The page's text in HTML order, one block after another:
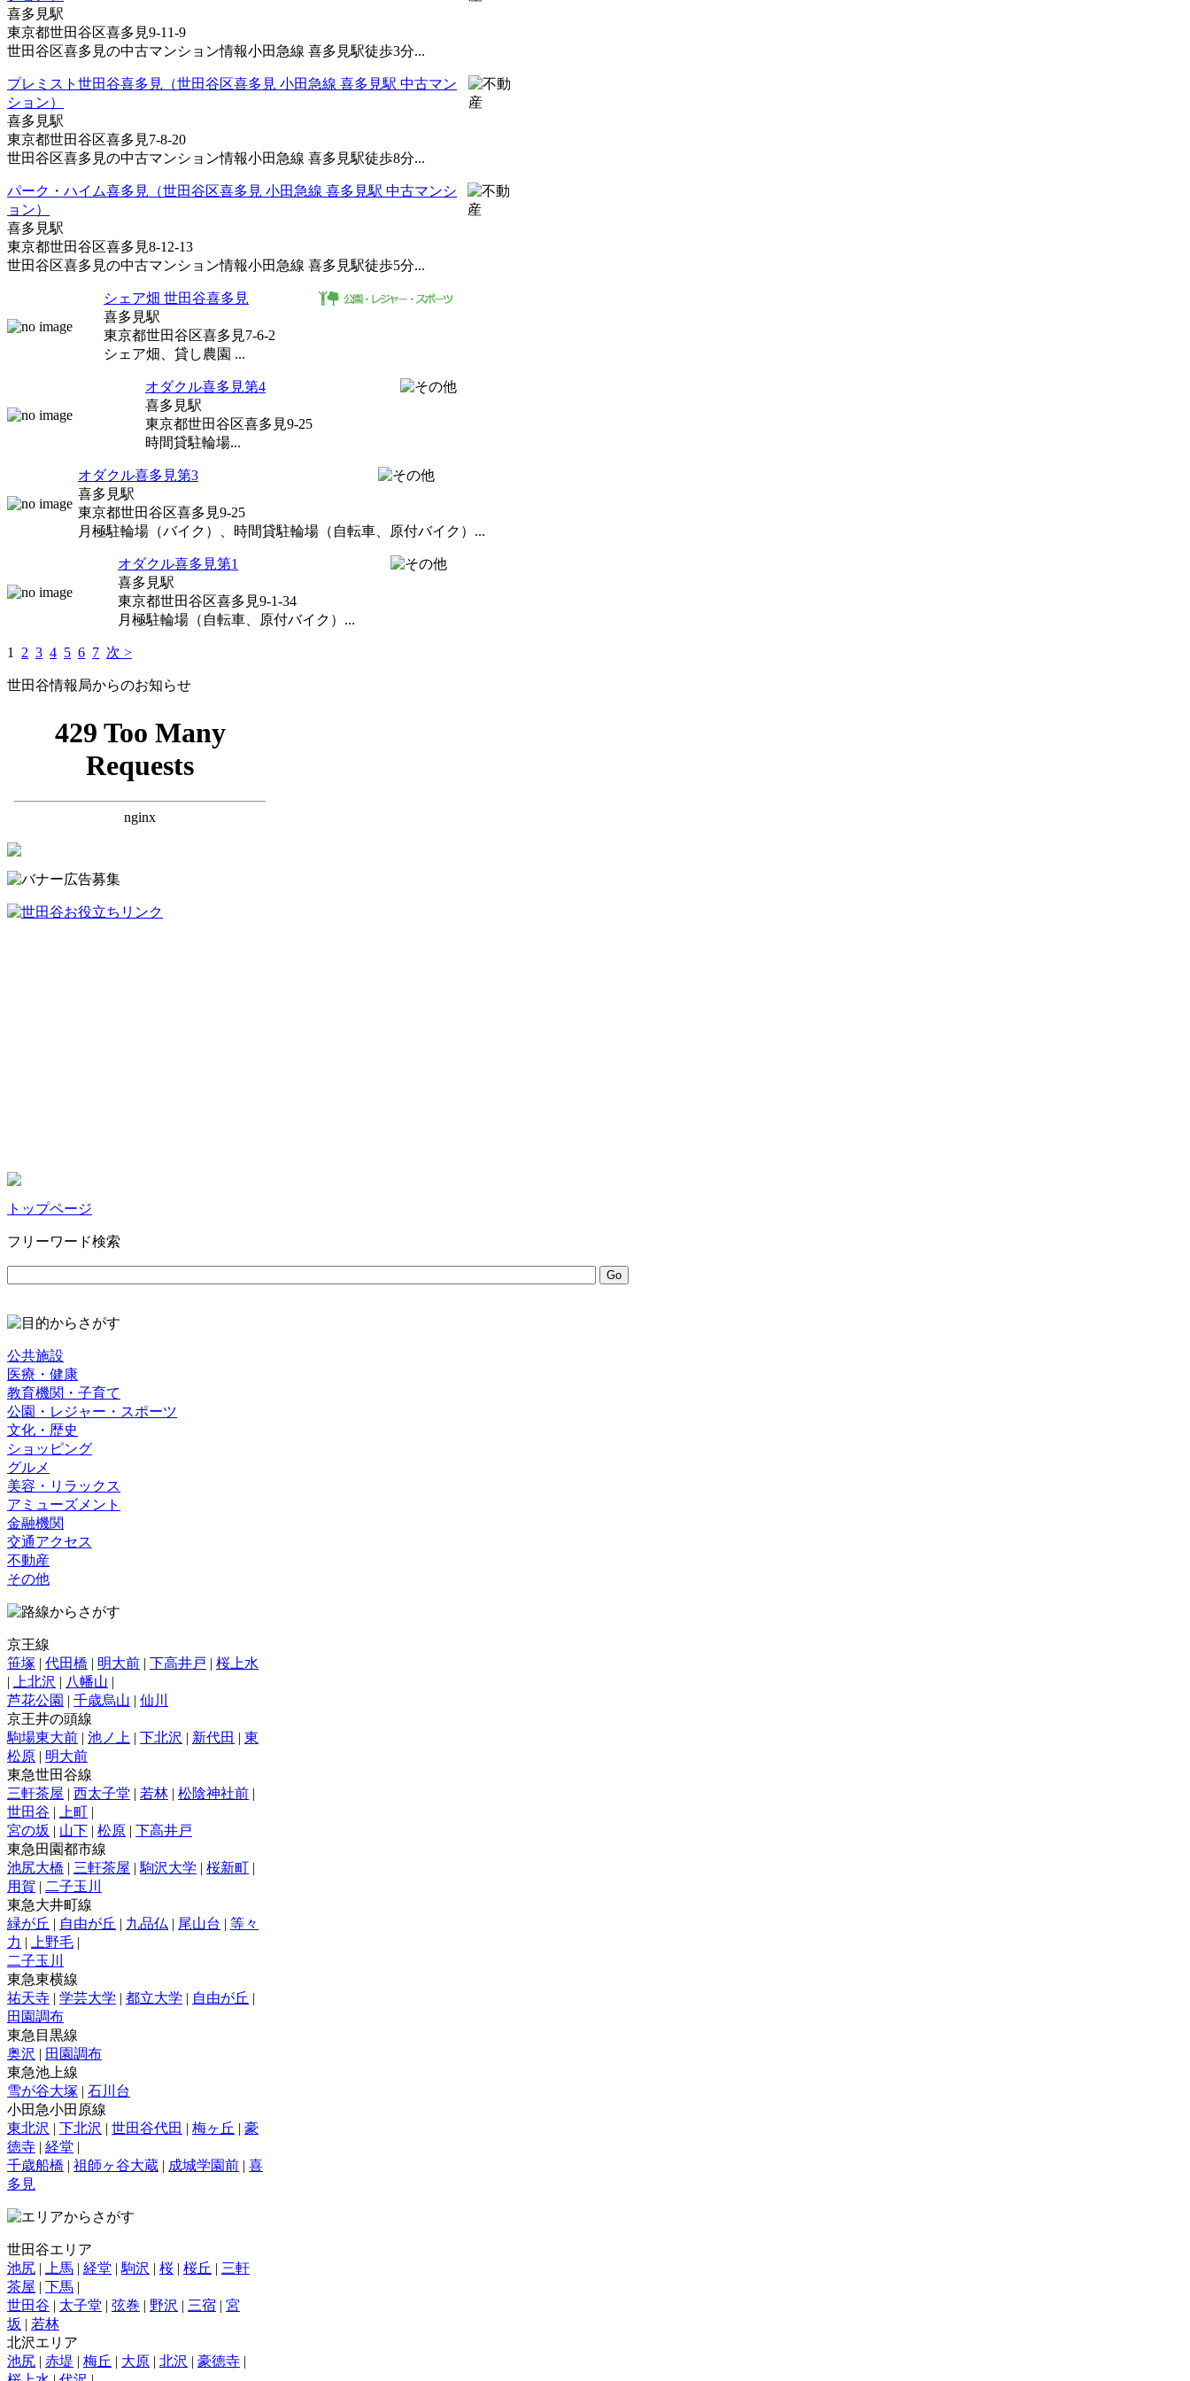
喜多見駅
東京都世田谷区喜多見9-11-9
世田谷区喜多見の中古マンション情報小田急線 喜多見駅徒歩3分...
プレミスト世田谷喜多見（世田谷区喜多見 小田急線 喜多見駅 中古マン
ション）
喜多見駅
東京都世田谷区喜多見7-8-20
世田谷区喜多見の中古マンション情報小田急線 喜多見駅徒歩8分...
パーク・ハイム喜多見（世田谷区喜多見 小田急線 喜多見駅 中古マンシ
ョン）
喜多見駅
東京都世田谷区喜多見8-12-13
世田谷区喜多見の中古マンション情報小田急線 喜多見駅徒歩5分...
シェア畑 世田谷喜多見
喜多見駅
東京都世田谷区喜多見7-6-2
シェア畑、貸し農園 ...
オダクル喜多見第4
喜多見駅
東京都世田谷区喜多見9-25
時間貸駐輪場...
オダクル喜多見第3
喜多見駅
東京都世田谷区喜多見9-25
月極駐輪場（バイク）、時間貸駐輪場（自転車、原付バイク）...
オダクル喜多見第1
喜多見駅
東京都世田谷区喜多見9-1-34
月極駐輪場（自転車、原付バイク）...
1 2 3 4 5 6 7 次 >
世田谷情報局からのお知らせ
トップページ
フリーワード検索
公共施設
医療・健康
教育機関・子育て
公園・レジャー・スポーツ
文化・歴史
ショッピング
グルメ
美容・リラックス
アミューズメント
金融機関
交通アクセス
不動産
その他
京王線
笹塚 | 代田橋 | 明大前 | 下高井戸 | 桜上水
|
上北沢 | 八幡山 |
芦花公園 | 千歳烏山 | 仙川
京王井の頭線
駒場東大前 | 池ノ上 | 下北沢 | 新代田 | 東
松原 | 明大前
東急世田谷線
三軒茶屋 | 西太子堂 | 若林 | 松陰神社前 |
世田谷 | 上町 |
宮の坂 | 山下 | 松原 | 下高井戸
東急田園都市線
池尻大橋 | 三軒茶屋 | 駒沢大学 | 桜新町 |
用賀 | 二子玉川
東急大井町線
緑が丘 | 自由が丘 | 九品仏 | 尾山台 | 等々
力 | 上野毛 |
二子玉川
東急東横線
祐天寺 | 学芸大学 | 都立大学 | 自由が丘 |
田園調布
東急目黒線
奥沢 | 田園調布
東急池上線
雪が谷大塚 | 石川台
小田急小田原線
東北沢 | 下北沢 | 世田谷代田 | 梅ヶ丘 | 豪
徳寺 | 経堂 |
千歳船橋 | 祖師ヶ谷大蔵 | 成城学園前 | 喜
多見
世田谷エリア
池尻 | 上馬 | 経堂 | 駒沢 | 桜 | 桜丘 | 三軒
茶屋 | 下馬 |
世田谷 | 太子堂 | 弦巻 | 野沢 | 三宿 | 宮
坂 | 若林
北沢エリア
池尻 | 赤堤 | 梅丘 | 大原 | 北沢 | 豪徳寺 |